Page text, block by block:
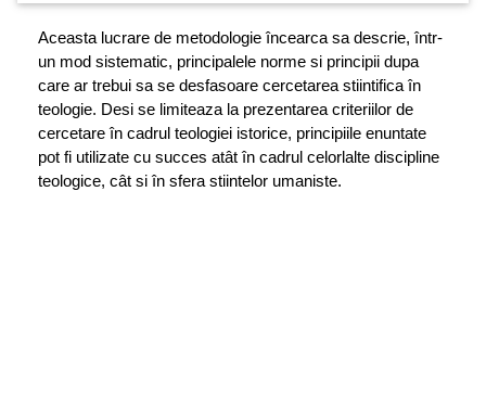
Aceasta lucrare de metodologie încearca sa descrie, într-
un mod sistematic, principalele norme si principii dupa
care ar trebui sa se desfasoare cercetarea stiintifica în
teologie. Desi se limiteaza la prezentarea criteriilor de
cercetare în cadrul teologiei istorice, principiile enuntate
pot fi utilizate cu succes atât în cadrul celorlalte discipline
teologice, cât si în sfera stiintelor umaniste.